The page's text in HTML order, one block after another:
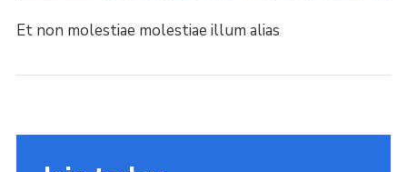
Et non molestiae molestiae illum alias